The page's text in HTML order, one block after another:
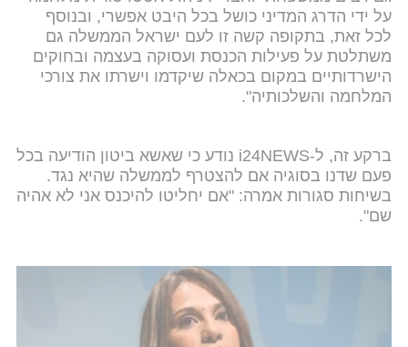
על ידי הדרג המדיני כושל בכל היבט אפשרי, ובנוסף
לכל זאת, בתקופה קשה זו לעם ישראל הממשלה גם
משתלטת על פעילות הכנסת ועסוקה בעצמה ובחוקים
הישרדותיים במקום בכאלה שיקדמו וישרתו את צורכי
המלחמה והשלכותיה".
ברקע זה, ל-i24NEWS נודע כי שאשא ביטון הודיעה בכל
פעם שדנו בסוגיה אם להצטרף לממשלה שהיא נגד.
בשיחות סגורות אמרה: "אם יחליטו להיכנס אני לא אהיה
שם".